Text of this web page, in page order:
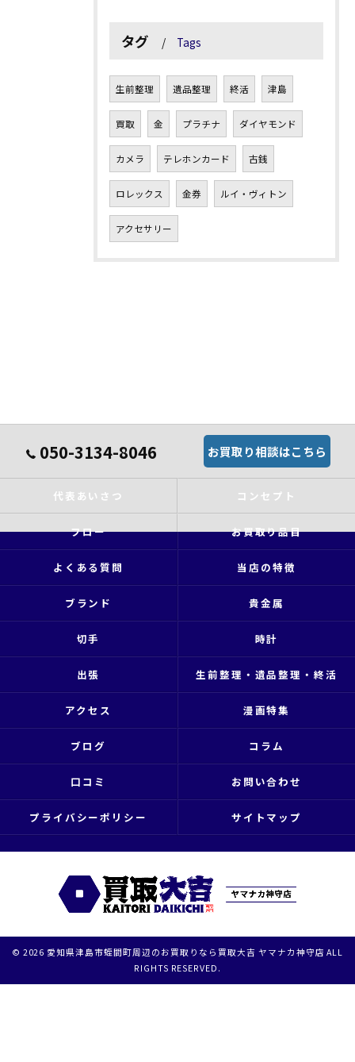
タグ Tags
生前整理 遺品整理 終活 津島
買取 金 プラチナ ダイヤモンド
カメラ テレホンカード 古銭
ロレックス 金券 ルイ・ヴィトン
アクセサリー
050-3134-8046 お買取り相談はこちら
代表あいさつ コンセプト
フロー お買取り品目
よくある質問 当店の特徴
ブランド 貴金属
切手 時計
出張 生前整理・遺品整理・終活
アクセス 漫画特集
ブログ コラム
口コミ お問い合わせ
プライバシーポリシー サイトマップ
© 2026 愛知県津島市蛭間町周辺のお買取りなら買取大吉 ヤマナカ神守店 ALL
RIGHTS RESERVED.